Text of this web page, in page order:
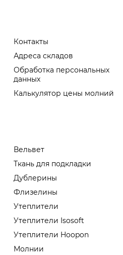
Контакты
Адреса складов
Обработка персональных
данных
Калькулятор цены молний
Вельвет
Ткань для подкладки
Дублерины
Флизелины
Утеплители
Утеплители Isosoft
Утеплители Hoopon
Молнии